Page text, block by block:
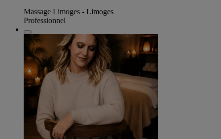
Massage Limoges - Limoges
Professionnel